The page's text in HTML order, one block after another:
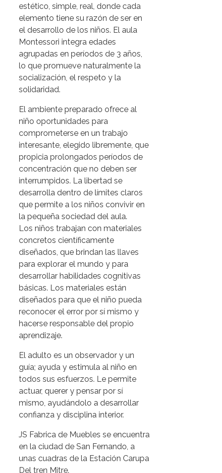
estético, simple, real, donde cada
elemento tiene su razón de ser en
el desarrollo de los niños. El aula
Montessori integra edades
agrupadas en períodos de 3 años,
lo que promueve naturalmente la
socialización, el respeto y la
solidaridad.
El ambiente preparado ofrece al
niño oportunidades para
comprometerse en un trabajo
interesante, elegido libremente, que
propicia prolongados períodos de
concentración que no deben ser
interrumpidos. La libertad se
desarrolla dentro de límites claros
que permite a los niños convivir en
la pequeña sociedad del aula.
Los niños trabajan con materiales
concretos científicamente
diseñados, que brindan las llaves
para explorar el mundo y para
desarrollar habilidades cognitivas
básicas. Los materiales están
diseñados para que el niño pueda
reconocer el error por sí mismo y
hacerse responsable del propio
aprendizaje.
El adulto es un observador y un
guía; ayuda y estimula al niño en
todos sus esfuerzos. Le permite
actuar, querer y pensar por sí
mismo, ayudándolo a desarrollar
confianza y disciplina interior.
JS Fabrica de Muebles se encuentra
en la ciudad de San Fernando, a
unas cuadras de la Estación Carupa
Del tren Mitre.